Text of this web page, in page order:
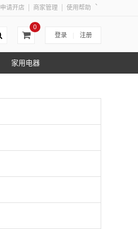
、
申请开店 商家管理 使用帮助
登录 注册
0
家用电器